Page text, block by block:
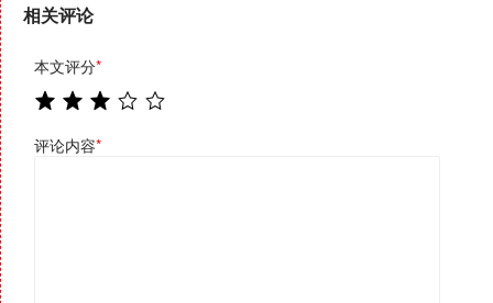
相关评论
本文评分*
评论内容*